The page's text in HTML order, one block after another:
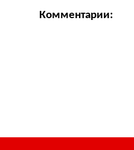
Комментарии: